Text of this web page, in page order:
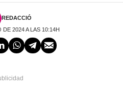
REDACCIÓ
DE 2024 A LAS 10:14H